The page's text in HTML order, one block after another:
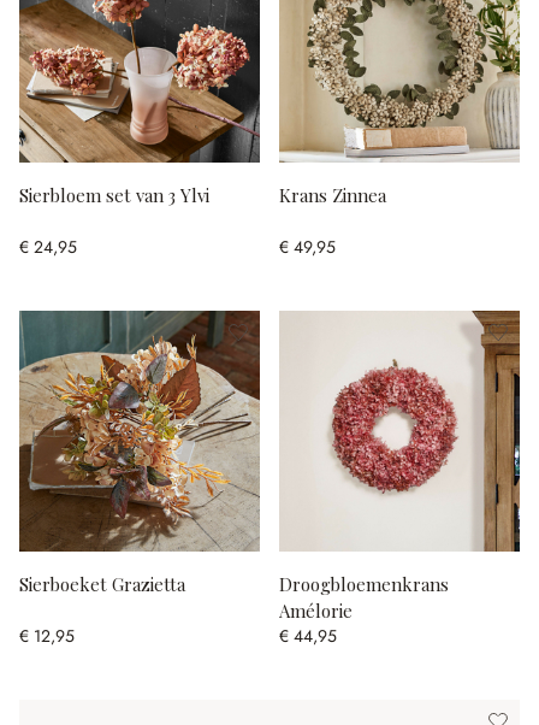
Sierbloem set van 3 Ylvi
€ 24,95
Krans Zinnea
€ 49,95
Sierboeket Grazietta
€ 12,95
Droogbloemenkrans
Amélorie
€ 44,95